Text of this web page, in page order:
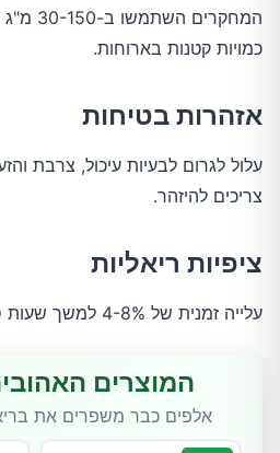
כמויות קטנות בארוחות.
אזהרות בטיחות
עלול לגרום לבעיות עיכול, צרבת
צריכים להיזהר.
ציפיות ריאליות
עלייה זמנית של 4-8% למשך שעות ספורות.
המוצרים
אלפים כבר משפרים את